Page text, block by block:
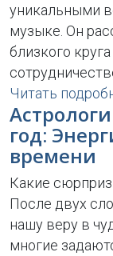
уникальными
музыке. Он
близкого
Читать
год:
времени
Какие
После двух
нашу веру в
многие